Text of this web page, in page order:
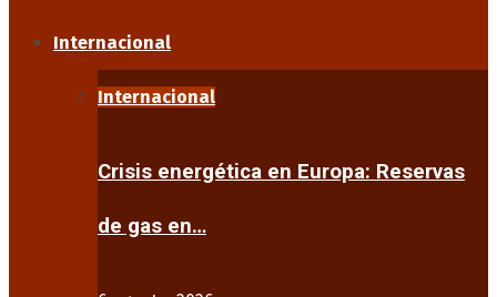
Internacional
Internacional
Crisis energética en Europa: Reservas
de gas en…